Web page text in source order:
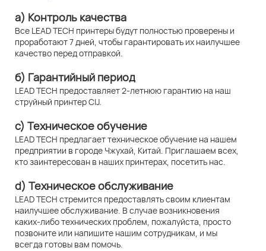
а) Контроль качества
Все LEAD TECH принтеры будут полностью проверены и
проработают 7 дней, чтобы гарантировать их наилучшее
качество перед отправкой.
б) Гарантийный период
LEAD TECH предоставляет 2-летнюю гарантию на наш
струйный принтер CIJ.
c) Техническое обучение
LEAD TECH предлагает техническое обучение на нашем
предприятии в городе Чжухай, Китай. Приглашаем всех,
кто заинтересован в наших принтерах, посетить нас.
d) Техническое обслуживание
LEAD TECH стремится предоставлять своим клиентам
наилучшее обслуживание. В случае возникновения
каких-либо технических проблем, пожалуйста, просто
позвоните или напишите нашим сотрудникам, и мы
всегда готовы вам помочь.